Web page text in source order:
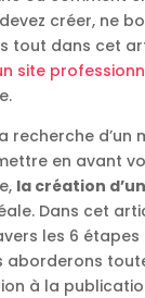
créer, ne
tout dans cet
site
recherche d’un
en avant
la création
Dans cet
les 6
aborderons
à la